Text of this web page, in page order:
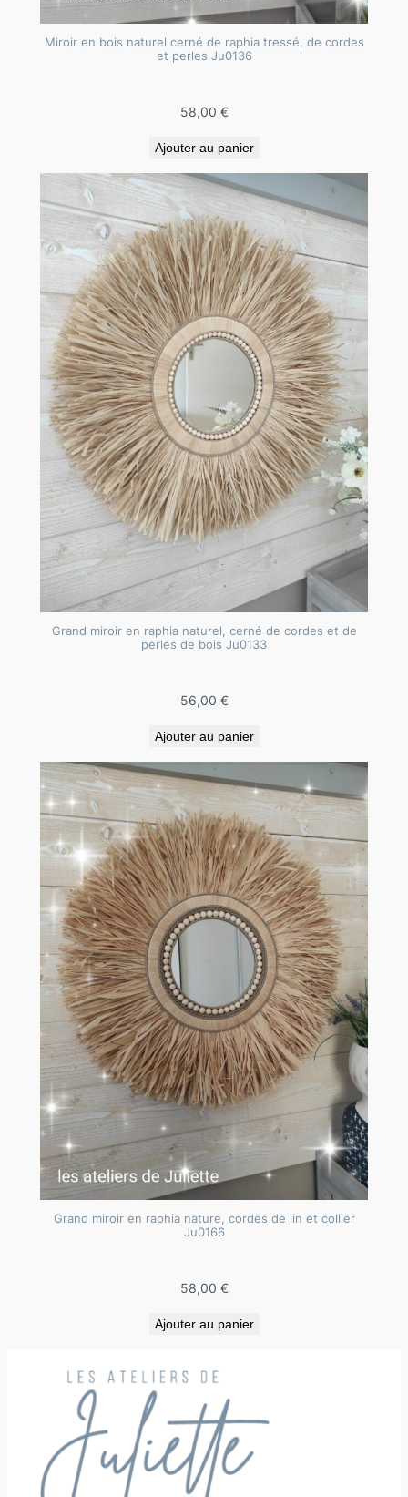
Miroir en bois naturel cerné de raphia tressé, de cordes
et perles Ju0136
58,00 €
Ajouter au panier
Grand miroir en raphia naturel, cerné de cordes et de
perles de bois Ju0133
56,00 €
Ajouter au panier
Grand miroir en raphia nature, cordes de lin et collier
Ju0166
58,00 €
Ajouter au panier